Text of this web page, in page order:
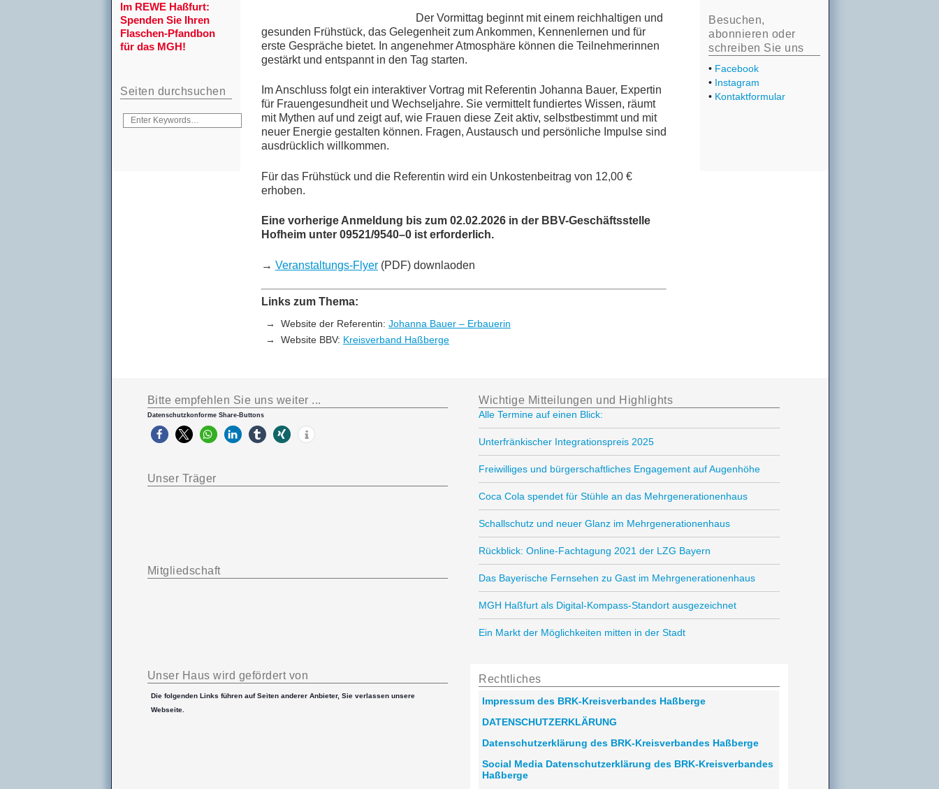
Der Vor­mit­tag be­ginnt mit ei­nem reich­hal­ti­gen und
ge­sun­den Früh­stück, das Ge­le­gen­heit zum An­kom­men, Ken­nen­ler­nen und für
ers­te Ge­sprä­che bie­tet. In an­ge­neh­mer At­mo­sphä­re kön­nen die Teil­neh­me­rin­nen
ge­stärkt und ent­spannt in den Tag starten.
Im An­schluss folgt ein in­ter­ak­ti­ver Vor­trag mit Re­fe­ren­tin Jo­han­na Bau­er, Ex­per­tin
für Frau­en­ge­sund­heit und Wech­sel­jah­re. Sie ver­mit­telt fun­dier­tes Wis­sen, räumt
mit My­then auf und zeigt auf, wie Frau­en die­se Zeit ak­tiv, selbst­be­stimmt und mit
neu­er En­er­gie ge­stal­ten kön­nen. Fra­gen, Aus­tausch und per­sön­li­che Im­pul­se sind
aus­drück­lich willkommen.
Für das Früh­stück und die Re­fe­ren­tin wird ein Un­kos­ten­bei­trag von 12,00 €
erhoben.
Eine vor­he­ri­ge An­mel­dung bis zum 02.02.2026 in der BBV-Ge­schäfts­stel­le
Hof­heim un­ter 09521/9540–0 ist erforderlich.
→ Ver­an­stal­tungs-Fly­er (PDF) downlaoden
Links zum Thema:
Web­site der Re­fe­ren­tin: Jo­han­na Bau­er – Erbauerin
Web­site BBV: Kreis­ver­band Haßberge
Im REWE Haßfurt:
Spenden Sie Ihren
Flaschen-Pfandbon
für das MGH!
Seiten durchsuchen
Besuchen,
abonnieren oder
schreiben Sie uns
• Facebook
• Instagram
• Kontaktformular
Bitte empfehlen Sie uns weiter ...
Datenschutzkonforme Share-Buttons
Unser Träger
Mitgliedschaft
Unser Haus wird gefördert von
Die folgenden Links führen auf Seiten anderer Anbieter, Sie verlassen unsere
Webseite.
Wichtige Mitteilungen und Highlights
Alle Termine auf einen Blick:
Unterfränkischer Integrationspreis 2025
Freiwilliges und bürgerschaftliches Engagement auf Augenhöhe
Coca Cola spendet für Stühle an das Mehrgenerationenhaus
Schallschutz und neuer Glanz im Mehrgenerationenhaus
Rückblick: Online-Fachtagung 2021 der LZG Bayern
Das Bayerische Fernsehen zu Gast im Mehrgenerationenhaus
MGH Haßfurt als Digital-Kompass-Standort ausgezeichnet
Ein Markt der Möglichkeiten mitten in der Stadt
Rechtliches
Impressum des BRK-Kreisverbandes Haßberge
DATENSCHUTZERKLÄRUNG
Datenschutzerklärung des BRK-Kreisverbandes Haßberge
Social Media Datenschutzerklärung des BRK-Kreisverbandes
Haßberge